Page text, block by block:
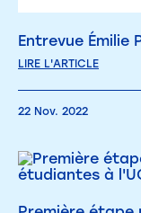
Entrevue Émilie
LIRE L'ARTICLE
22 Nov. 2022